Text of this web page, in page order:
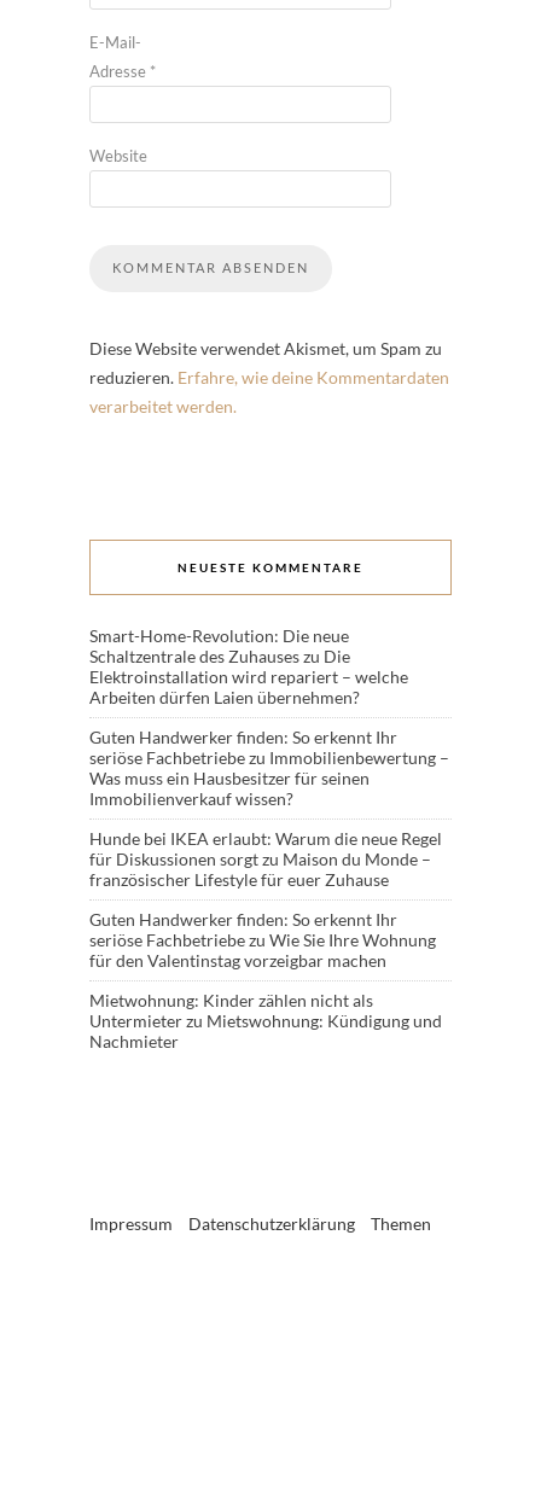
E-Mail-
Adresse *
Website
Diese Website verwendet Akismet, um Spam zu
reduzieren. Erfahre, wie deine Kommentardaten
verarbeitet werden.
NEUESTE KOMMENTARE
Smart-Home-Revolution: Die neue
Schaltzentrale des Zuhauseszu Die
Elektroinstallation wird repariert – welche
Arbeiten dürfen Laien übernehmen?
Guten Handwerker finden: So erkennt Ihr
seriöse Fachbetriebezu Immobilienbewertung –
Was muss ein Hausbesitzer für seinen
Immobilienverkauf wissen?
Hunde bei IKEA erlaubt: Warum die neue Regel
für Diskussionen sorgtzu Maison du Monde –
französischer Lifestyle für euer Zuhause
Guten Handwerker finden: So erkennt Ihr
seriöse Fachbetriebezu Wie Sie Ihre Wohnung
für den Valentinstag vorzeigbar machen
Mietwohnung: Kinder zählen nicht als
Untermieterzu Mietswohnung: Kündigung und
Nachmieter
Impressum Datenschutzerklärung Themen